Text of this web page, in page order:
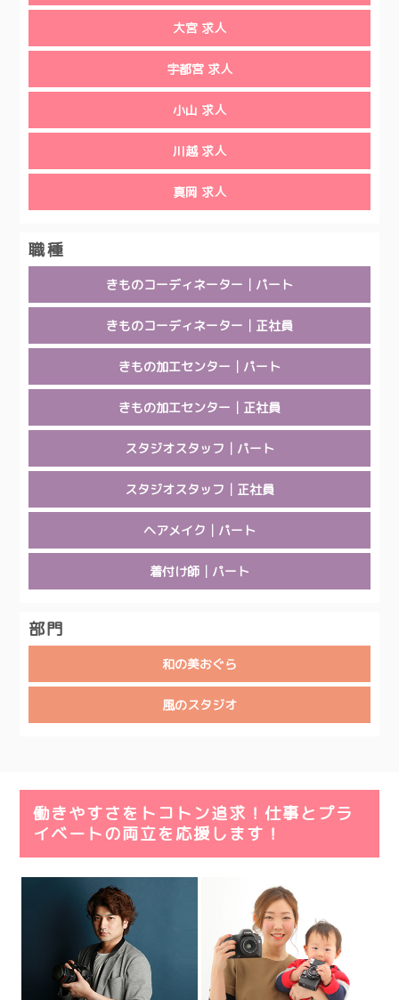
大宮 求人
宇都宮 求人
小山 求人
川越 求人
真岡 求人
職種
きものコーディネーター│パート
きものコーディネーター│正社員
きもの加工センター│パート
きもの加工センター│正社員
スタジオスタッフ│パート
スタジオスタッフ│正社員
ヘアメイク│パート
着付け師│パート
部門
和の美おぐら
風のスタジオ
働きやすさをトコトン追求！仕事とプラ
イベートの両立を応援します！